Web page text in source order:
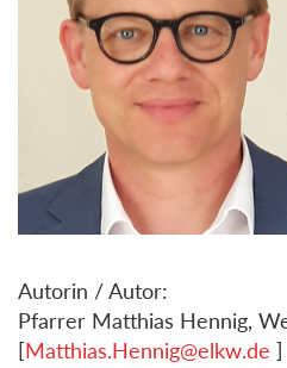
Autorin / Autor:
Pfarrer Matthias Hennig,
[Matthias.Hennig@elkw.de ]